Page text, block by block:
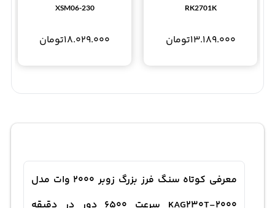
RK2701K
13.189.000تومان
XSM06-230
18.029.000تومان
معرفی کوتاه سنگ فرز بزرگ زوبر 2000 وات مدل